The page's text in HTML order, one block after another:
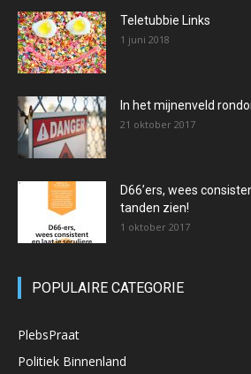
Teletubbie Links
1 juni 2018
In het mijnenveld
21 oktober 2017
D66’ers, wees
tanden zien!
1 oktober 2017
POPULAIRE CATEGORIE
PlebsPraat
Politiek Binnenland